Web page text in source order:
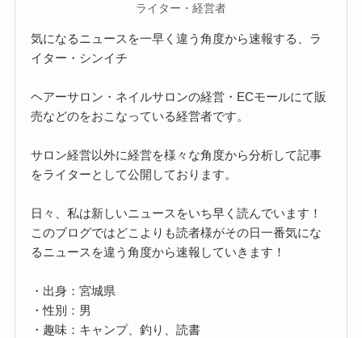
ライター・経営者
気になるニュースを一早く違う角度から速報する、ラ
イター・シンイチ
ヘアーサロン・ネイルサロンの経営・ECモールにて販
売などのをおこなっている経営者です。
サロン経営以外に経営を様々な角度から分析して記事
をライターとして公開しております。
日々、私は新しいニュースをいち早く読んでいます！
このブログではどこよりも読者様がその日一番気にな
るニュースを違う角度から速報していきます！
・出身：宮城県
・性別：男
・趣味：キャンプ、釣り、読書